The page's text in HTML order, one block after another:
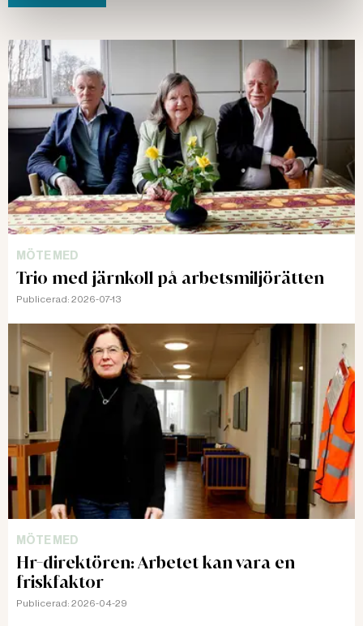
MÖTE MED
Trio med järnkoll på arbetsmiljörätten
Publicerad: 2026-07-13
MÖTE MED
Hr-direktören: Arbetet kan vara en
friskfaktor
Publicerad: 2026-04-29